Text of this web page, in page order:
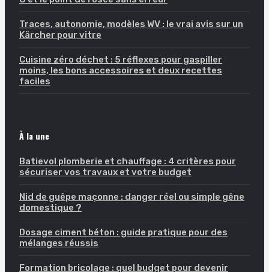
Traces, autonomie, modèles WV : le vrai avis sur un
Kärcher pour vitre
Cuisine zéro déchet : 5 réflexes pour gaspiller
moins, les bons accessoires et deux recettes
faciles
À la une
Batievol plomberie et chauffage : 4 critères pour
sécuriser vos travaux et votre budget
Nid de guêpe maçonne : danger réel ou simple gêne
domestique ?
Dosage ciment béton : guide pratique pour des
mélanges réussis
Formation bricolage : quel budget pour devenir